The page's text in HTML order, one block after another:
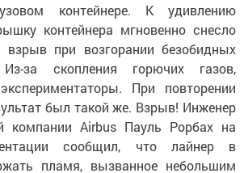
контейнере. К удивлению
контейнера мгновенно снесло
при возгорании безобидных
Из-за скопления горючих газов,
При повторении
был такой же. Взрыв! Инженер
компании Airbus Пауль Рорбах на
сообщил, что лайнер в
пламя, вызванное небольшим